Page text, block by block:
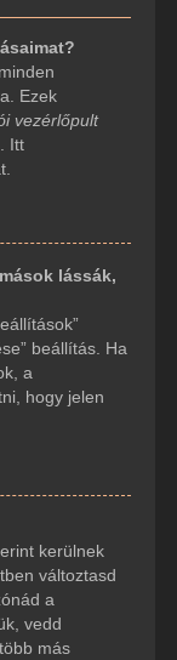
Ezek
vezérlőpult
Itt
lássák,
beállítás. Ha
a
hogy jelen
kerülnek
változtasd
a
vedd
más